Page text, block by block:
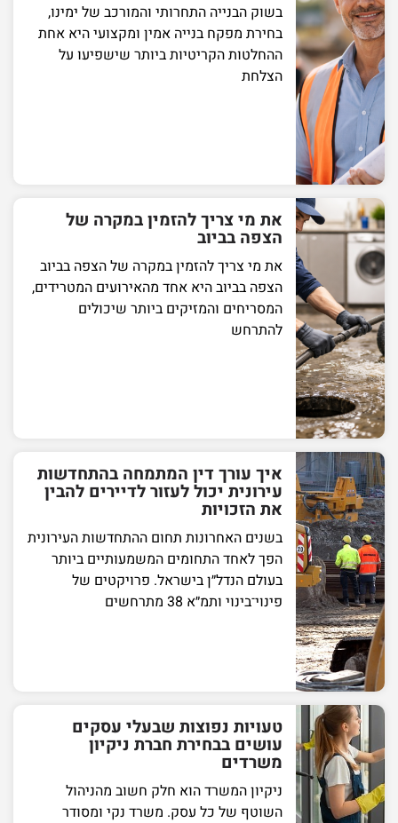
בשוק הבנייה התחרותי והמורכב של ימינו,
בחירת מפקח בנייה אמין ומקצועי היא אחת
ההחלטות הקריטיות ביותר שישפיעו על
הצלחת
את מי צריך להזמין במקרה של
הצפה בביוב
את מי צריך להזמין במקרה של הצפה בביוב
הצפה בביוב היא אחד מהאירועים המטרידים,
המסריחים והמזיקים ביותר שיכולים
להתרחש
איך עורך דין המתמחה בהתחדשות
עירונית יכול לעזור לדיירים להבין
את הזכויות
בשנים האחרונות תחום ההתחדשות העירונית
הפך לאחד התחומים המשמעותיים ביותר
בעולם הנדל״ן בישראל. פרויקטים של
פינוי־בינוי ותמ״א 38 מתרחשים
טעויות נפוצות שבעלי עסקים
עושים בבחירת חברת ניקיון
משרדים
ניקיון המשרד הוא חלק חשוב מהניהול
השוטף של כל עסק. משרד נקי ומסודר